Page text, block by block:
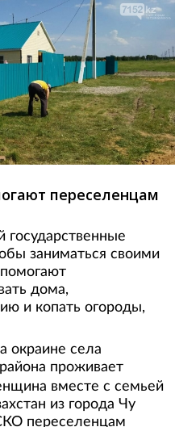
переселенцам
заниматься своими
дома,
и копать огороды,
окраине села
проживает
вместе с семьей
из города Чу
переселенцам